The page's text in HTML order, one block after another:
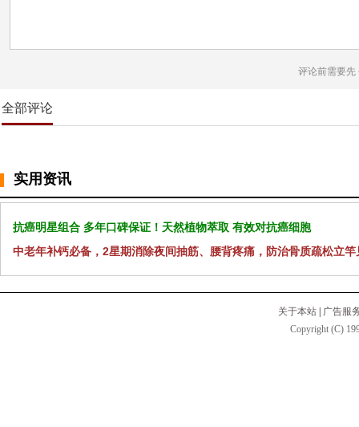
评论前需要先
全部评论
实用资讯
抗癌明星组合 多年口碑保证！天然植物萃取 有效对抗癌细胞
中老年补钙必备，2星期消除夜间抽筋、腰背疼痛，防治骨质疏松立竿
关于本站
广告服
Copyright (C)